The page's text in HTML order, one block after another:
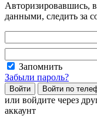
Авторизировавшись,
данными, следить за
Запомнить
Забыли пароль?
Войти Войти по
или войдите через
аккаунт